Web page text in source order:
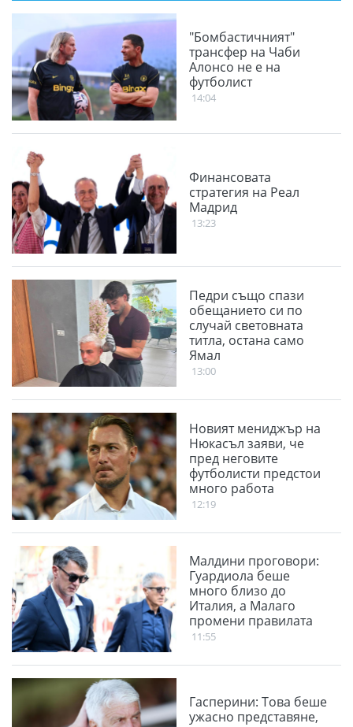
"Бомбастичният"
трансфер на Чаби
Алонсо не е на
футболист
14:04
Финансовата
стратегия на Реал
Мадрид
13:23
Педри също спази
обещанието си по
случай световната
титла, остана само
Ямал
13:00
Новият мениджър на
Нюкасъл заяви, че
пред неговите
футболисти предстои
много работа
12:19
Малдини проговори:
Гуардиола беше
много близо до
Италия, а Малаго
промени правилата
11:55
Гасперини: Това беше
ужасно представяне,